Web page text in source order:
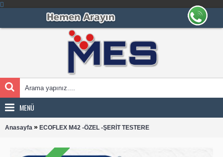
MENÜ
Anasayfa » ECOFLEX M42 -ÖZEL -ŞERİT TESTERE